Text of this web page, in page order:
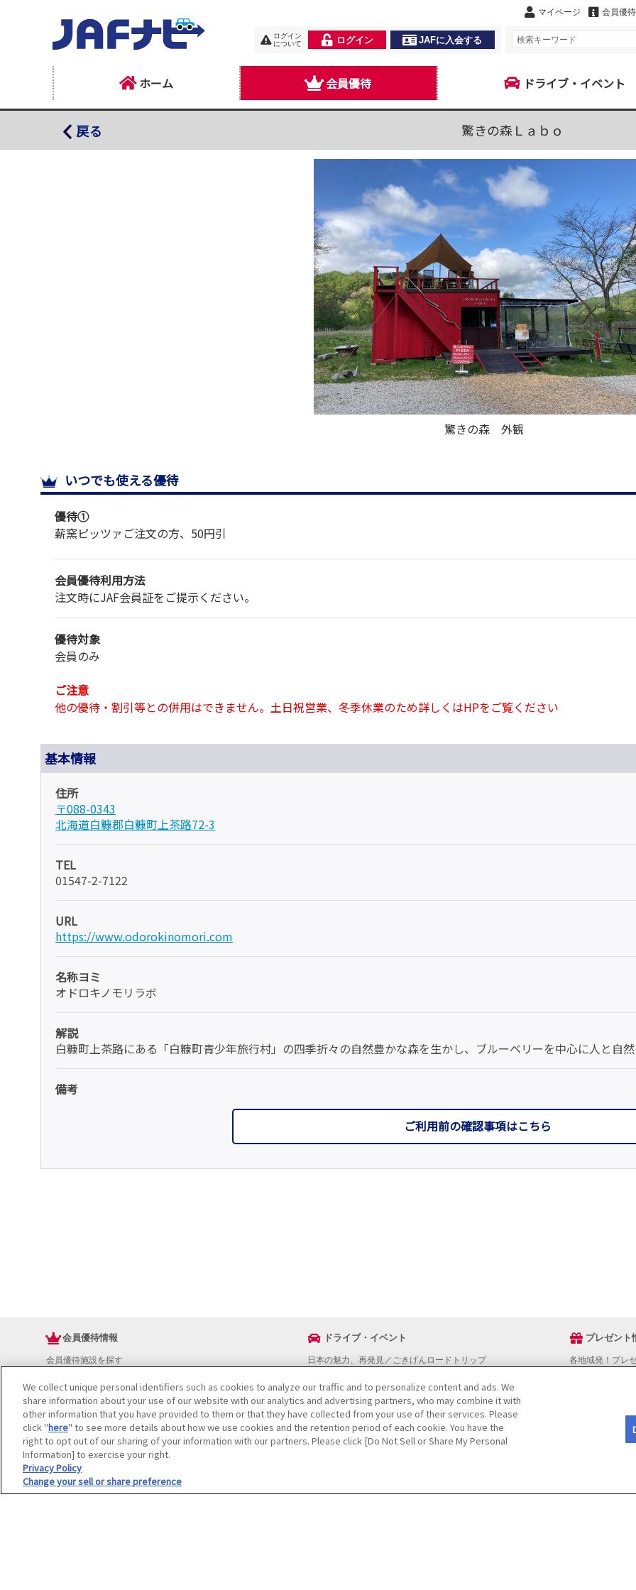
マイページ 会員優
ログイン
について
ログイン JAFに入会する
ホーム 会員優待 ドライブ・イベント
戻る 驚きの森Ｌａｂｏ
驚きの森Ｌａｂｏ
驚きの森 外観
いつでも使える優待
優待①
薪窯ピッツァご注文の方、 50円引
会員優待利用方法
注文時にJAF会員証をご提示ください。
優待対象
会員のみ
ご注意
他の優待・割引等との併用はできません。土日祝営業、冬季休業のため詳しくはHPをご覧ください
基本情報
住所
〒088-0343
北海道白糠郡白糠町上茶路72-3
TEL
01547-2-7122
URL
https://www.odorokinomori.com
名称ヨミ
オドロキノモリラボ
解説
白糠町上茶路にある「白糠町青少年旅行村」の四季折々の自然豊かな森を生かし、ブルーベリーを中心に人と自
備考
ご利用前の確認事項はこちら
会員優待情報
会員優待施設を探す
新規優待施設
海外で使える会員優待サービス
JAFプレミアムサービス
JAFライフサポート
JAF Mate
冊子JAF Mate・JAF PLUS
ドライブ・イベント
日本の魅力、再発見／ごきげんロードトリップ
おでかけスポットを探す
ドライブコースを探す
イベントを探す
地図から探す
プレゼント
各地域発！プレ
We collect unique personal identifiers such as cookies to analyze our traffic and to personalize content and ads. We
share information about your use of our website with our analytics and advertising partners, who may combine it with
other information that you have provided to them or that they have collected from your use of their services. Please
click "here" to see more details about how we use cookies and the retention period of each cookie. You have the
right to opt out of our sharing of your information with our partners. Please click [Do Not Sell or Share My Personal
Information] to exercise your right.
Privacy Policy
Change your sell or share preference